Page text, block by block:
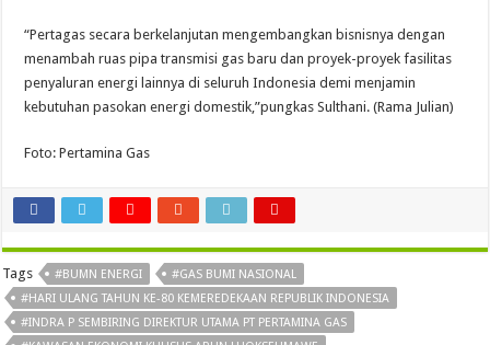
“Pertagas secara berkelanjutan mengembangkan bisnisnya dengan
menambah ruas pipa transmisi gas baru dan proyek-proyek fasilitas
penyaluran energi lainnya di seluruh Indonesia demi menjamin
kebutuhan pasokan energi domestik,”pungkas Sulthani. (Rama Julian)
Foto: Pertamina Gas
Tags #BUMN ENERGI
#GAS BUMI NASIONAL
#HARI ULANG TAHUN KE-80 KEMEREDEKAAN REPUBLIK INDONESIA
#INDRA P SEMBIRING DIREKTUR UTAMA PT PERTAMINA GAS